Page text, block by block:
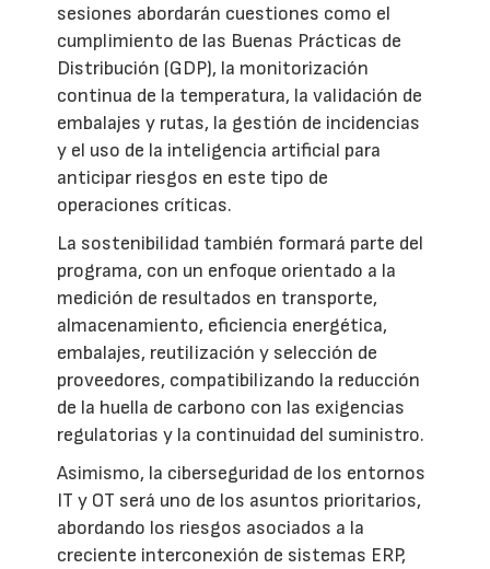
sesiones abordarán cuestiones como el
cumplimiento de las Buenas Prácticas de
Distribución (GDP), la monitorización
continua de la temperatura, la validación de
embalajes y rutas, la gestión de incidencias
y el uso de la inteligencia artificial para
anticipar riesgos en este tipo de
operaciones críticas.
La sostenibilidad también formará parte del
programa, con un enfoque orientado a la
medición de resultados en transporte,
almacenamiento, eficiencia energética,
embalajes, reutilización y selección de
proveedores, compatibilizando la reducción
de la huella de carbono con las exigencias
regulatorias y la continuidad del suministro.
Asimismo, la ciberseguridad de los entornos
IT y OT será uno de los asuntos prioritarios,
abordando los riesgos asociados a la
creciente interconexión de sistemas ERP,